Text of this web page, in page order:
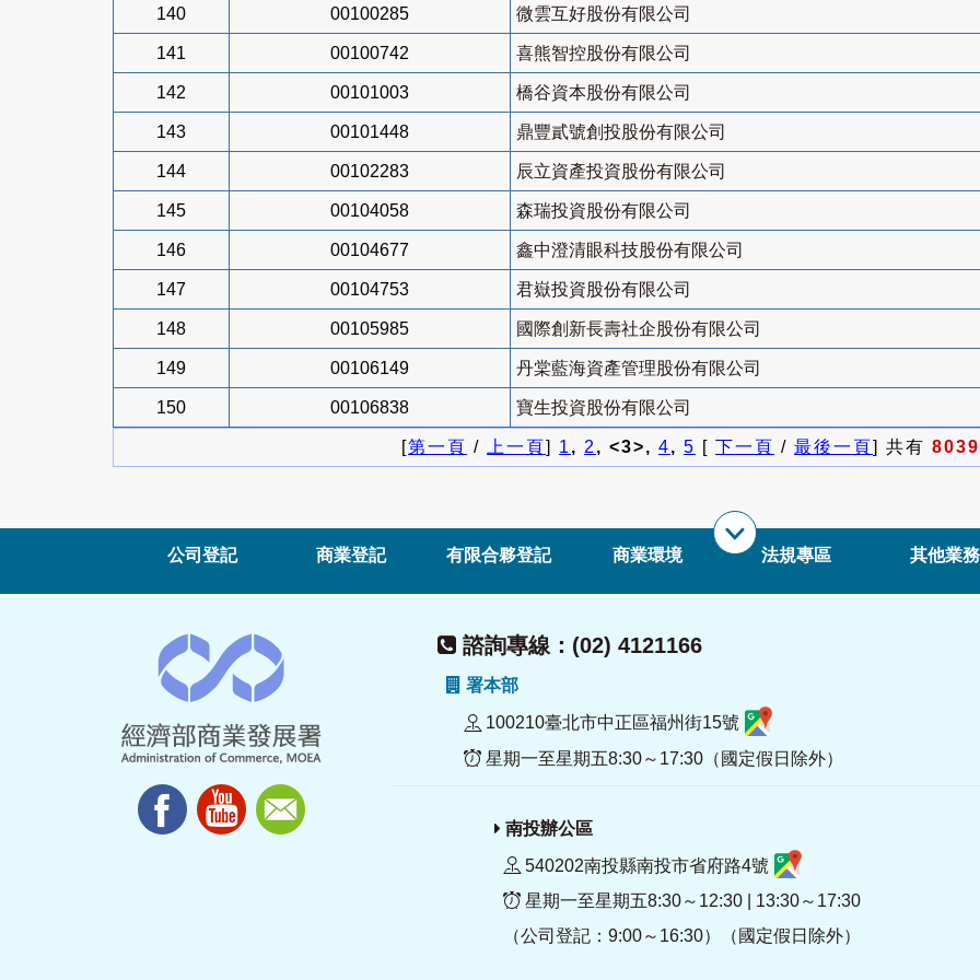
140 00100285 微雲互好股份有限公司
141 00100742 喜熊智控股份有限公司
142 00101003 橋谷資本股份有限公司
143 00101448 鼎豐貳號創投股份有限公司
144 00102283 辰立資產投資股份有限公司
145 00104058 森瑞投資股份有限公司
146 00104677 鑫中澄清眼科技股份有限公司
147 00104753 君嶽投資股份有限公司
148 00105985 國際創新長壽社企股份有限公司
149 00106149 丹棠藍海資產管理股份有限公司
150 00106838 寶生投資股份有限公司
[第一頁 / 上一頁] 1, 2, <3>, 4, 5 [ 下一頁 / 最後一頁] 共有 8039
公司登記 商業登記 有限合夥登記 商業環境 法規專區 其他業務
諮詢專線：(02) 4121166
署本部
100210臺北市中正區福州街15號
星期一至星期五8:30～17:30（國定假日除外）
南投辦公區
540202南投縣南投市省府路4號
星期一至星期五8:30～12:30 | 13:30～17:30
（公司登記：9:00～16:30）（國定假日除外）